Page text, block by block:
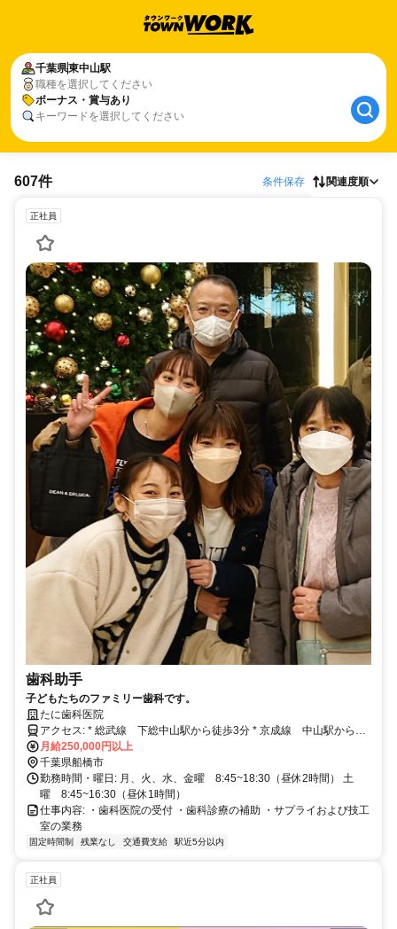
千葉県東中山駅
職種を選択してください
ボーナス・賞与あり
キーワードを選択してください
607件 条件保存 関連度順
正社員
歯科助手
子どもたちのファミリー歯科です。
たに歯科医院
アクセス: * 総武線 下総中山駅から徒歩3分 * 京成線 中山駅から徒
歩5分
月給250,000円以上
千葉県船橋市
勤務時間・曜日: 月、火、水、金曜 8:45~18:30（昼休2時間） 土
曜 8:45~16:30（昼休1時間）
仕事内容: ・歯科医院の受付 ・歯科診療の補助 ・サプライおよび技工
室の業務
固定時間制 残業なし 交通費支給 駅近5分以内
正社員